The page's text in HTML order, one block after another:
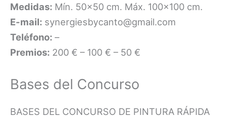
Medidas: Mín. 50×50 cm. Máx. 100×100 cm.
E-mail: synergiesbycanto@gmail.com
Teléfono: –
Premios: 200 € – 100 € – 50 €
Bases del Concurso
BASES DEL CONCURSO DE PINTURA RÁPIDA